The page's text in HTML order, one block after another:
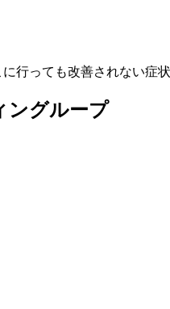
行っても改善されない症
ングループ